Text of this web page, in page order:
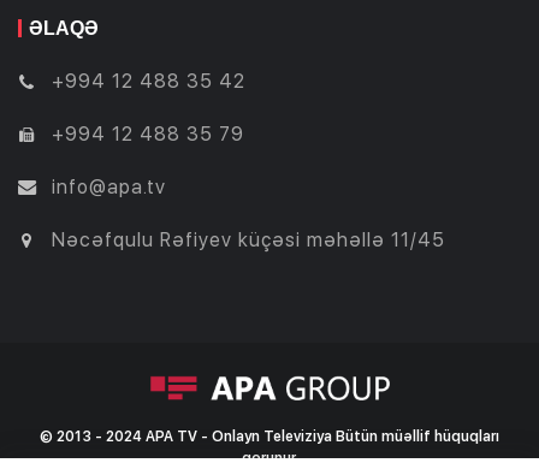
ƏLAQƏ
+994 12 488 35 42
+994 12 488 35 79
info@apa.tv
Nəcəfqulu Rəfiyev küçəsi məhəllə 11/45
© 2013 - 2024 APA TV - Onlayn Televiziya Bütün müəllif hüquqları
qorunur.